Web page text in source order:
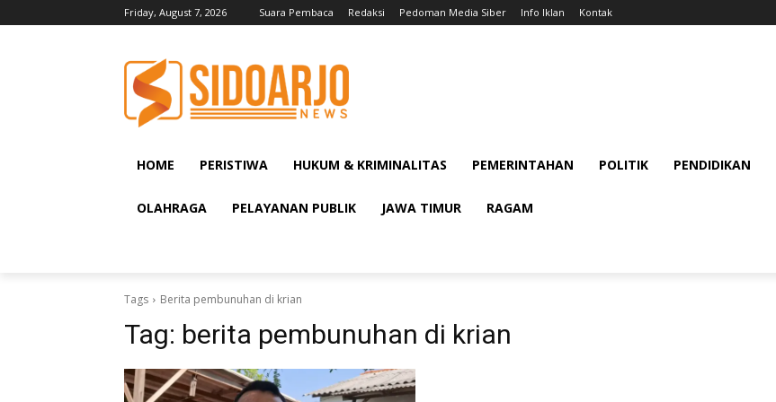
Friday, August 7, 2026 Suara Pembaca Redaksi Pedoman Media Siber Info Iklan Kontak
HOME PERISTIWA HUKUM & KRIMINALITAS PEMERINTAHAN POLITIK PENDIDIKAN
OLAHRAGA PELAYANAN PUBLIK JAWA TIMUR RAGAM
Tags Berita pembunuhan di krian
Tag: berita pembunuhan di krian